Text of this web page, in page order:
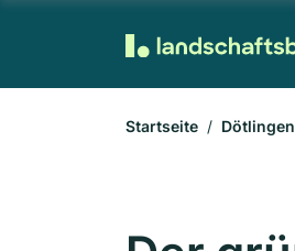
Startseite Dötlingen